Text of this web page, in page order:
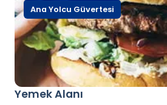
deneyiminin tadını çıkarırken
kolaylaştırır.
Yemek Alanı
Ana Yolcu Güvertesi